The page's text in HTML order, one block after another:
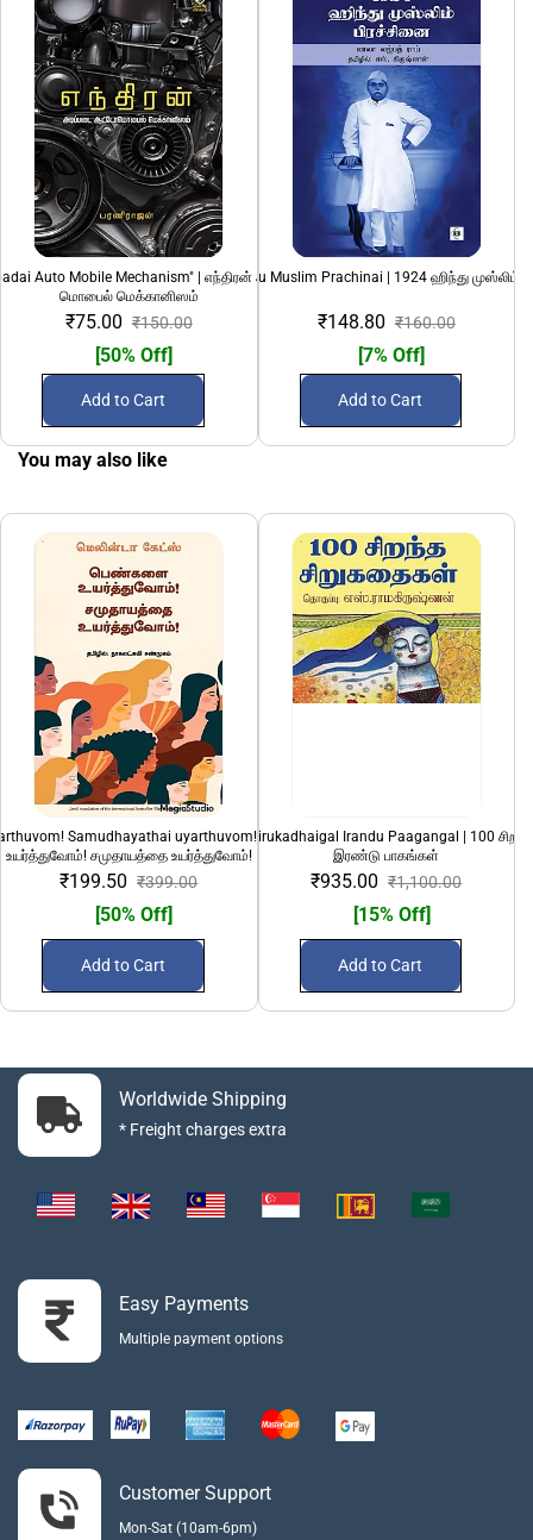
Auto Mobile Mechanism" | எந்திரன் அடிப்படை ஆட்டோ
மொபைல் மெக்கானிஸம்
₹75.00 ₹150.00
[50% Off]
Add to Cart
1924 Hindu Muslim Prachinai | 1924 ஹிந்து முஸ்லிம்
₹148.80 ₹160.00
[7% Off]
Add to Cart
69 (Nunkathaigal)
You may also like
Samudhayathai uyarthuvom!" | பெண்களை
உயர்த்துவோம்! சமுதாயத்தை உயர்த்துவோம்!
₹199.50 ₹399.00
[50% Off]
Add to Cart
100 Sirandha Sirukadhaigal Irandu Paagangal | 100
இரண்டு பாகங்கள்
₹935.00 ₹1,100.00
[15% Off]
Add to Cart
108 Divya
Worldwide Shipping
* Freight charges extra
Easy Payments
Multiple payment options
Customer Support
Mon-Sat (10am-6pm)